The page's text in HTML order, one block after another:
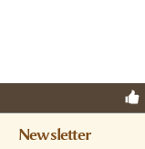
Newsletter